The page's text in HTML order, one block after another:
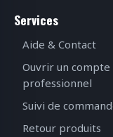
Services
Aide & Contact
Ouvrir un compte
professionnel
Suivi de
Retour produits